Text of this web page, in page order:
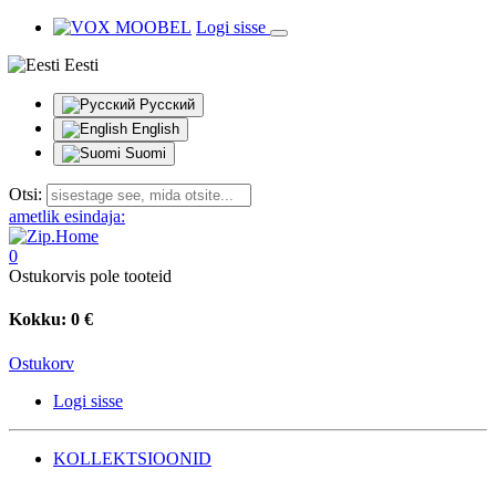
Logi sisse
Eesti
Русский
English
Suomi
Otsi:
ametlik esindaja:
0
Ostukorvis pole tooteid
Kokku: 0 €
Ostukorv
Logi sisse
KOLLEKTSIOONID